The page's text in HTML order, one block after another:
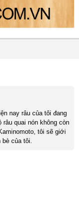
nay râu của tôi đang
quai nón không còn
tôi sẽ giới
bè của tôi.